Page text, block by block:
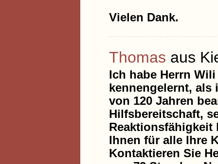
Vielen Dank.
Thomas aus
Ich habe Herrn
kennengelernt, als
von 120 Jahren
Hilfsbereitschaft,
Reaktionsfähigkeit
Ihnen für alle Ihre
Kontaktieren Sie